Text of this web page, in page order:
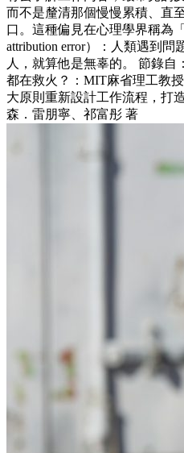
而不是釐清那個慢慢累積、直
口。這種偏見在心理學界稱為
attribution error）：人類遇到
人，就算他是無辜的。 節錄自
都在救火？：MIT麻省理工教
大原則重新設計工作流程，打
森．雷朋寧、祁富彤 著